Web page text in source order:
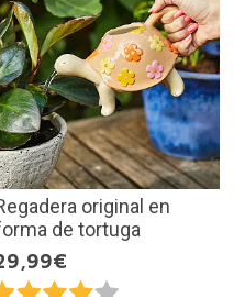
original en
de tortuga